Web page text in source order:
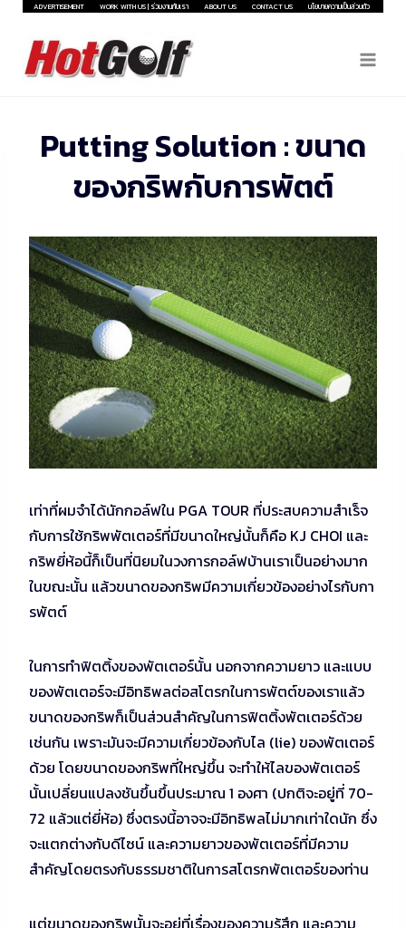
Skip
content
ADVERTISEMENT WORK WITH US | ร่วมงานกับเรา ABOUT US CONTACT US นโยบายความเป็นส่วนตัว
Putting Solution : ขนาด
ของกริพกับการพัตต์
เท่าที่ผมจำได้นักกอล์ฟใน PGA TOUR ที่ประสบความสำเร็จ
กับการใช้กริพพัตเตอร์ที่มีขนาดใหญ่นั้นก็คือ KJ CHOI และ
กริพยี่ห้อนี้ก็เป็นที่นิยมในวงการกอล์ฟบ้านเราเป็นอย่างมาก
ในขณะนั้น แล้วขนาดของกริพมีความเกี่ยวข้องอย่างไรกับกา
รพัตต์
ในการทำฟิตติ้งของพัตเตอร์นั้น นอกจากความยาว และแบบ
ของพัตเตอร์จะมีอิทธิพลต่อสโตรกในการพัตต์ของเราแล้ว
ขนาดของกริพก็เป็นส่วนสำคัญในการฟิตติ้งพัตเตอร์ด้วย
เช่นกัน เพราะมันจะมีความเกี่ยวข้องกับไล (lie) ของพัตเตอร์
ด้วย โดยขนาดของกริพที่ใหญ่ขึ้น จะทำให้ไลของพัตเตอร์
นั้นเปลี่ยนแปลงชันขึ้นขึ้นประมาณ 1 องศา (ปกติจะอยู่ที่ 70-
72 แล้วแต่ยี่ห้อ) ซึ่งตรงนี้อาจจะมีอิทธิพลไม่มากเท่าใดนัก ซึ่ง
จะแตกต่างกับดีไซน์ และความยาวของพัตเตอร์ที่มีความ
สำคัญโดยตรงกับธรรมชาติในการสโตรกพัตเตอร์ของท่าน
แต่ขนาดของกริพนั้นจะอยู่ที่เรื่องของความรู้สึก และความ